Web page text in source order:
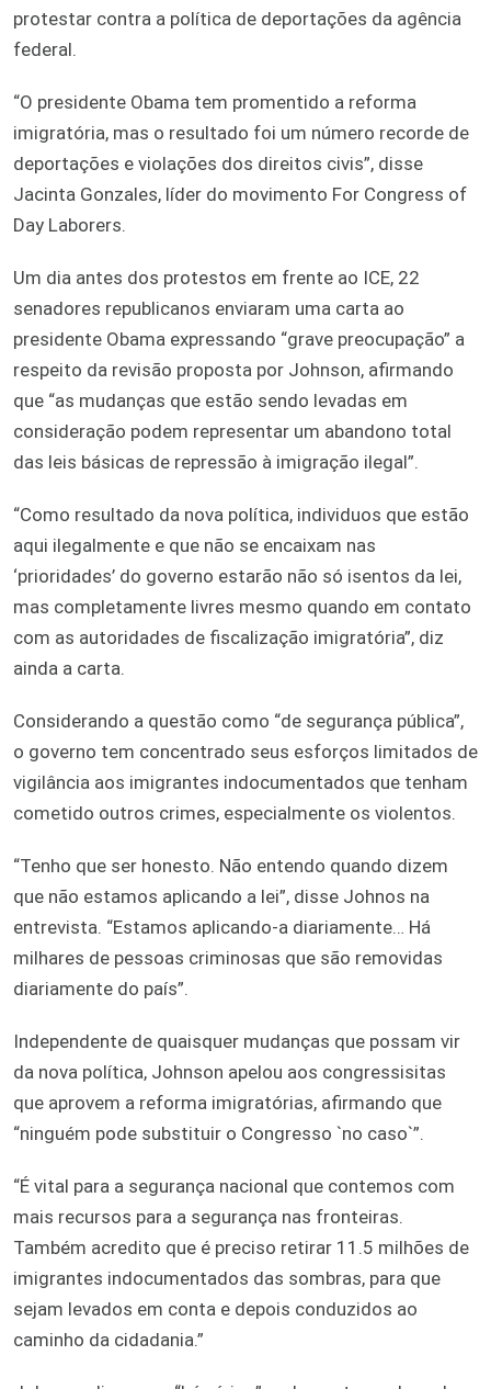
protestar contra a política de deportações da agência
federal.
“O presidente Obama tem promentido a reforma
imigratória, mas o resultado foi um número recorde de
deportações e violações dos direitos civis”, disse
Jacinta Gonzales, líder do movimento For Congress of
Day Laborers.
Um dia antes dos protestos em frente ao ICE, 22
senadores republicanos enviaram uma carta ao
presidente Obama expressando “grave preocupação” a
respeito da revisão proposta por Johnson, afirmando
que “as mudanças que estão sendo levadas em
consideração podem representar um abandono total
das leis básicas de repressão à imigração ilegal”.
“Como resultado da nova política, individuos que estão
aqui ilegalmente e que não se encaixam nas
‘prioridades’ do governo estarão não só isentos da lei,
mas completamente livres mesmo quando em contato
com as autoridades de fiscalização imigratória”, diz
ainda a carta.
Considerando a questão como “de segurança pública”,
o governo tem concentrado seus esforços limitados de
vigilância aos imigrantes indocumentados que tenham
cometido outros crimes, especialmente os violentos.
“Tenho que ser honesto. Não entendo quando dizem
que não estamos aplicando a lei”, disse Johnos na
entrevista. “Estamos aplicando-a diariamente… Há
milhares de pessoas criminosas que são removidas
diariamente do país”.
Independente de quaisquer mudanças que possam vir
da nova política, Johnson apelou aos congressisitas
que aprovem a reforma imigratórias, afirmando que
“ninguém pode substituir o Congresso `no caso`”.
“É vital para a segurança nacional que contemos com
mais recursos para a segurança nas fronteiras.
Também acredito que é preciso retirar 11.5 milhões de
imigrantes indocumentados das sombras, para que
sejam levados em conta e depois conduzidos ao
caminho da cidadania.”